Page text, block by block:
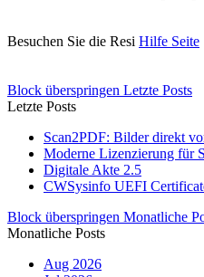
Besuchen Sie die Resi Hilfe Seite
Block überspringen Letzte Posts
Letzte Posts
Scan2PDF: Bilder direkt
Moderne Lizenzierung für
Digitale Akte 2.5
CWSysinfo UEFI
Block überspringen Monatliche
Monatliche Posts
Aug 2026